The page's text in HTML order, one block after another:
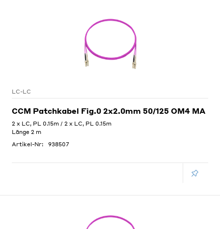
LC-LC
CCM Patchkabel Fig.0 2x2.0mm 50/125 OM4 MA
2 x LC, PL 0.15m / 2 x LC, PL 0.15m
Länge 2 m
Artikel-Nr:
938507